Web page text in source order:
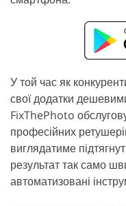
У той час як
свої додатки
FixThePhoto
професійних
виглядатиме
результат так само
автоматизовані